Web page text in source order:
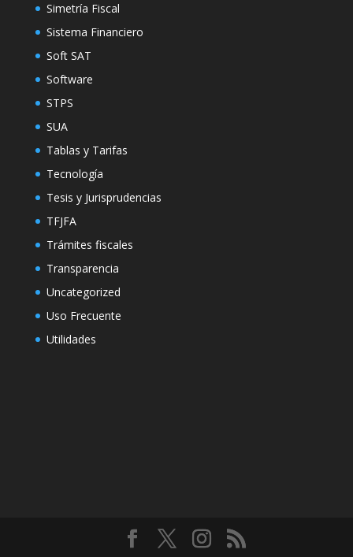
Simetría Fiscal
Sistema Financiero
Soft SAT
Software
STPS
SUA
Tablas y Tarifas
Tecnología
Tesis y Jurisprudencias
TFJFA
Trámites fiscales
Transparencia
Uncategorized
Uso Frecuente
Utilidades